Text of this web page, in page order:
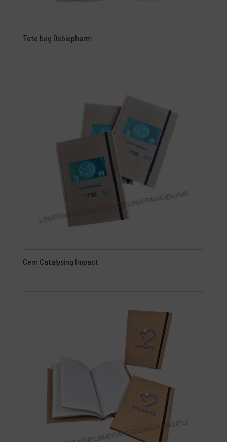
Tote bag Debiopharm
Cern Catalysing Impact